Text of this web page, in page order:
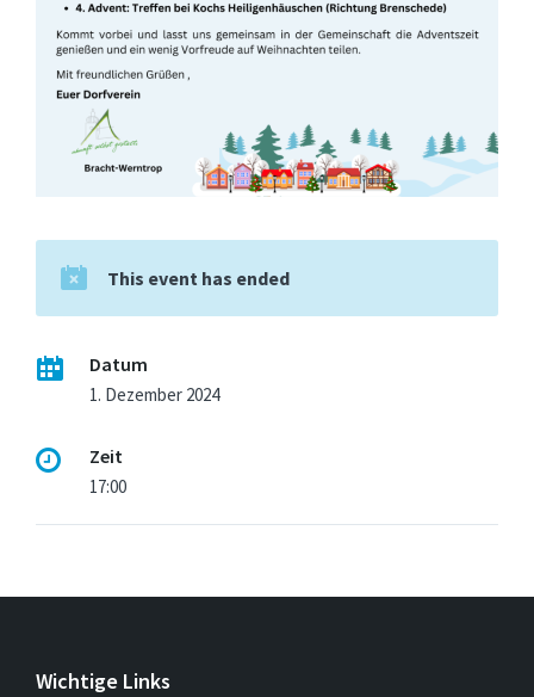
This event has ended
Datum
1. Dezember 2024
Zeit
17:00
Wichtige Links